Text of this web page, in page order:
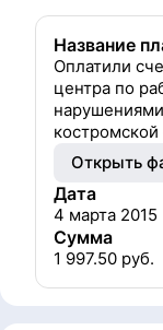
Название
Оплатили
центра по
Открыть
Дата
4 марта 2015
Сумма
1 997.50 руб.